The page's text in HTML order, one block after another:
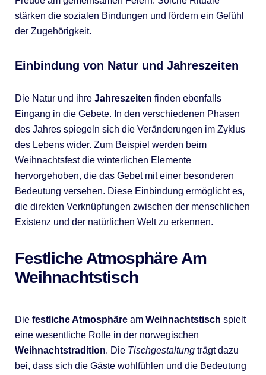
stärken die sozialen Bindungen und fördern ein Gefühl
der Zugehörigkeit.
Einbindung von Natur und Jahreszeiten
Die Natur und ihre Jahreszeiten finden ebenfalls
Eingang in die Gebete. In den verschiedenen Phasen
des Jahres spiegeln sich die Veränderungen im Zyklus
des Lebens wider. Zum Beispiel werden beim
Weihnachtsfest die winterlichen Elemente
hervorgehoben, die das Gebet mit einer besonderen
Bedeutung versehen. Diese Einbindung ermöglicht es,
die direkten Verknüpfungen zwischen der menschlichen
Existenz und der natürlichen Welt zu erkennen.
Festliche Atmosphäre Am
Weihnachtstisch
Die festliche Atmosphäream Weihnachtstisch spielt
eine wesentliche Rolle in der norwegischen
Weihnachtstradition. Die Tischgestaltungträgt dazu
bei, dass sich die Gäste wohlfühlen und die Bedeutung